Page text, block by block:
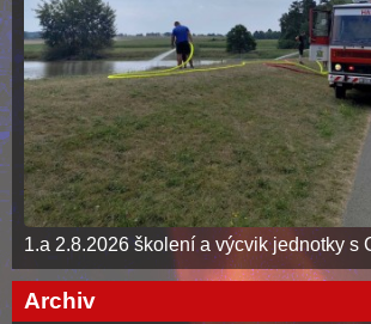
1.a 2.8.2026 školení a výcvik jednotky s
Archiv